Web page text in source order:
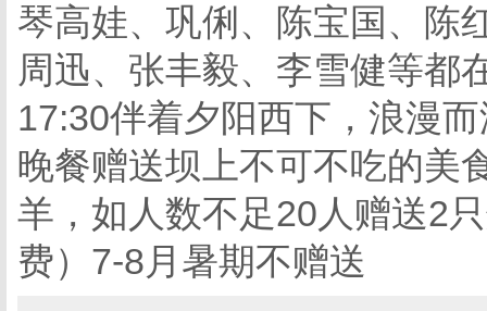
琴高娃、巩俐、陈宝国、陈
周迅、张丰毅、李雪健等都
17:30伴着夕阳西下，浪漫
晚餐赠送坝上不可不吃的美
羊，如人数不足20人赠送2
费）7-8月暑期不赠送